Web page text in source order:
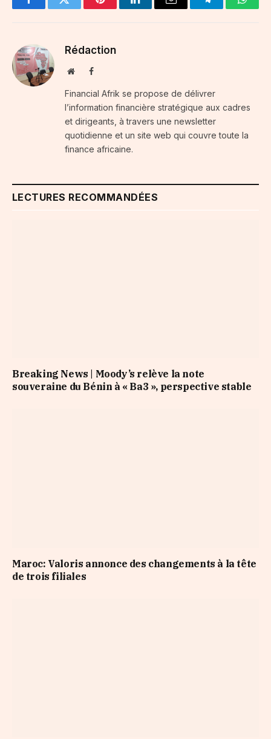
FacebookTwitter PinterestLinkedInEmail Telegram
Rédaction
WebsiteFacebook
Financial Afrik se propose de délivrer
l’information financière stratégique aux cadres
et dirigeants, à travers une newsletter
quotidienne et un site web qui couvre toute la
finance africaine.
LECTURES RECOMMANDÉES
Breaking News | Moody’s relève la note
souveraine du Bénin à « Ba3 », perspective stable
Maroc: Valoris annonce des changements à la tête
de trois filiales